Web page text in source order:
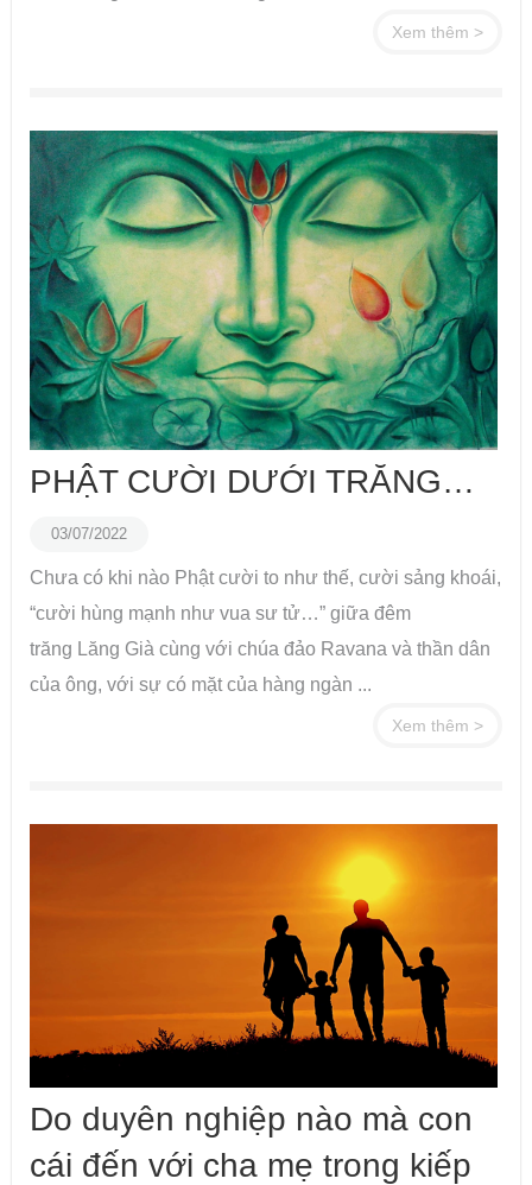
Xem thêm >
PHẬT CƯỜI DƯỚI TRĂNG…
03/07/2022
Chưa có khi nào Phật cười to như thế, cười sảng khoái,
“cười hùng mạnh như vua sư tử…” giữa đêm
trăng Lăng Già cùng với chúa đảo Ravana và thần dân
của ông, với sự có mặt của hàng ngàn ...
Xem thêm >
Do duyên nghiệp nào mà con
cái đến với cha mẹ trong kiếp